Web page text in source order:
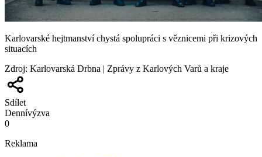
Karlovarské hejtmanství chystá spolupráci s věznicemi při krizových
situacích
Zdroj: Karlovarská Drbna | Zprávy z Karlových Varů a kraje
Sdílet
Dennívýzva
0
Reklama